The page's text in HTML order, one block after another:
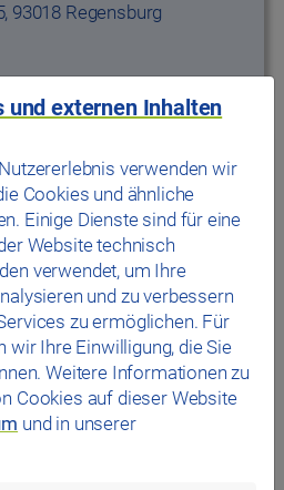
93018 Regensburg
e.V.
und externen Inhalten
verwenden wir
Cookies und ähnliche
Einige Dienste sind für eine
Website technisch
verwendet, um Ihre
und zu verbessern
zu ermöglichen. Für
wir Ihre Einwilligung, die Sie
Weitere Informationen zu
Cookies auf dieser Website
und in unserer